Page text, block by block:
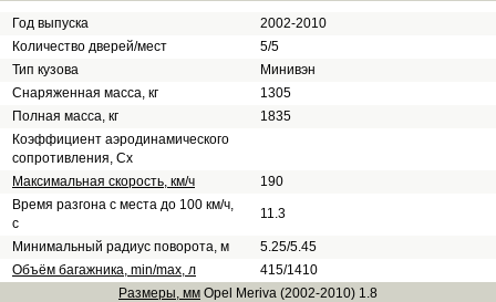
Год выпуска
2002-2010
Количество дверей/мест
5/5
Тип кузова
Минивэн
Снаряженная масса, кг
1305
Полная масса, кг
1835
Коэффициент аэродинамического
сопротивления, Сх
Максимальная скорость, км/ч
190
Время разгона с места до 100 км/ч,
с
11.3
Минимальный радиус поворота, м
5.25/5.45
Объём багажника, min/max, л
415/1410
Размеры, мм Opel Meriva (2002-2010) 1.8